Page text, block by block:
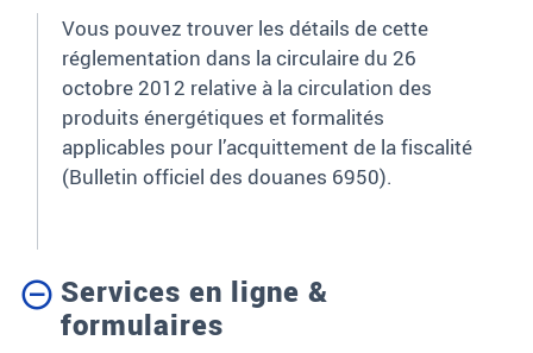
Vous pouvez trouver les détails de cette
réglementation dans la circulaire du 26
octobre 2012 relative à la circulation des
produits énergétiques et formalités
applicables pour l’acquittement de la fiscalité
(Bulletin officiel des douanes 6950).
Services en ligne &
formulaires